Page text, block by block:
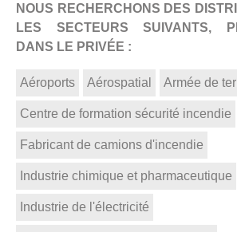
NOUS RECHERCHONS DES
LES SECTEURS SUIVANTS,
DANS LE PRIVÉE :
Aéroports Aérospatial Armée de
Centre de formation sécurité incendie
Fabricant de camions d'incendie
Industrie chimique et pharmaceutique
Industrie de l'électricité